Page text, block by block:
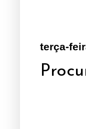
terça-